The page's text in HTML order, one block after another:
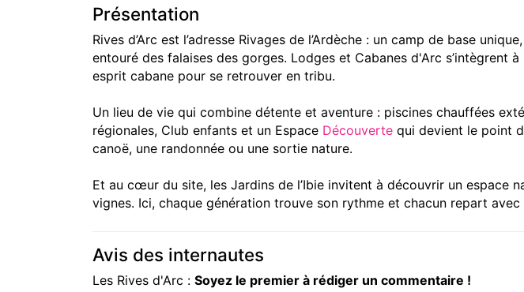
Présentation
Rives d’Arc est l’adresse Rivages de l’Ardèche : un camp de base
entouré des falaises des gorges. Lodges et Cabanes d'Arc s’intègrent
esprit cabane pour se retrouver en tribu.
Un lieu de vie qui combine détente et aventure : piscines chauffées
régionales, Club enfants et un Espace Découverte qui devient le point
canoë, une randonnée ou une sortie nature.
Et au cœur du site, les Jardins de l’Ibie invitent à découvrir un espace
vignes. Ici, chaque génération trouve son rythme et chacun repart
Avis des internautes
Les Rives d'Arc : Soyez le premier à rédiger un commentaire !